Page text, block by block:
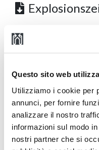
Questo sito web
Utilizziamo i cookie per
annunci, per fornire
analizzare il nostro
informazioni sul modo
nostri partner che si
Technische Daten